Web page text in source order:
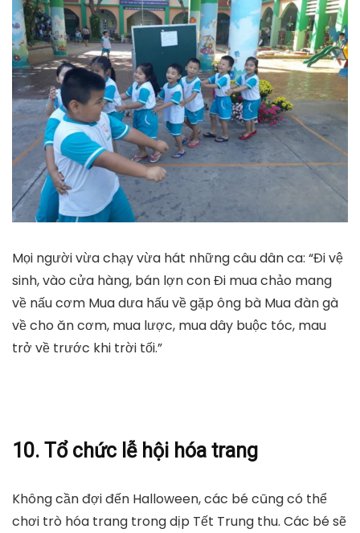
Mọi người vừa chạy vừa hát những câu dân ca: “Đi vệ
sinh, vào cửa hàng, bán lợn con Đi mua chảo mang
về nấu cơm Mua dưa hấu về gặp ông bà Mua đàn gà
về cho ăn cơm, mua lược, mua dây buộc tóc, mau
trở về trước khi trời tối.”
10. Tổ chức lễ hội hóa trang
Không cần đợi đến Halloween, các bé cũng có thể
chơi trò hóa trang trong dịp Tết Trung thu. Các bé sẽ